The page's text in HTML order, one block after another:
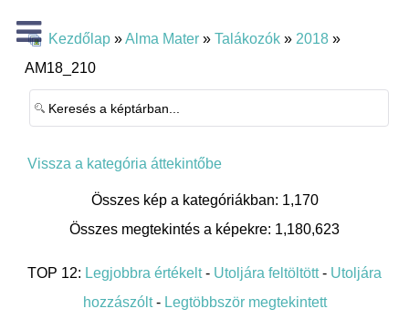
Kezdőlap »Alma Mater » Talákozók » 2018 »
AM18_210
Vissza a kategória áttekintőbe
Összes kép a kategóriákban: 1,170
Összes megtekintés a képekre: 1,180,623
TOP 12: Legjobbra értékelt- Utoljára feltöltött- Utoljára
hozzászólt- Legtöbbször megtekintett